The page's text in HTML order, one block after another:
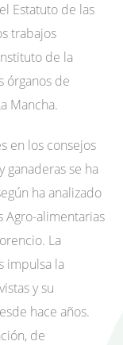
Estatuto de las
trabajos
de la
órganos de
Mancha.
en los consejos
ganaderas se ha
ha analizado
Agro-alimentarias
La
impulsa la
y su
hace años.
de